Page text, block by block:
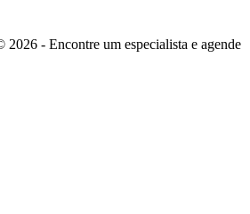
- Encontre um especialista e agende